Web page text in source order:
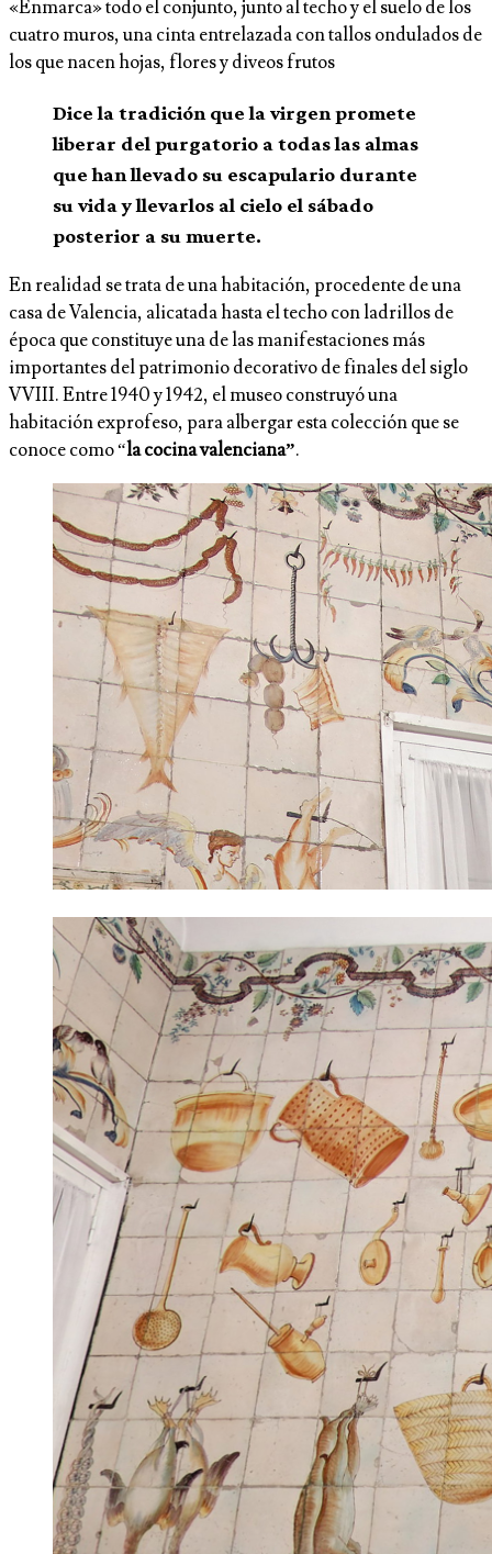
«Enmarca» todo el conjunto, junto al techo y el suelo de los
cuatro muros, una cinta entrelazada con tallos ondulados de
los que nacen hojas, flores y diveos frutos
Dice la tradición que la virgen promete
liberar del purgatorio a todas las almas
que han llevado su escapulario durante
su vida y llevarlos al cielo el sábado
posterior a su muerte.
En realidad se trata de una habitación, procedente de una
casa de Valencia, alicatada hasta el techo con ladrillos de
época que constituye una de las manifestaciones más
importantes del patrimonio decorativo de finales del siglo
VVIII. Entre 1940 y 1942, el museo construyó una
habitación exprofeso, para albergar esta colección que se
conoce como “la cocina valenciana”.